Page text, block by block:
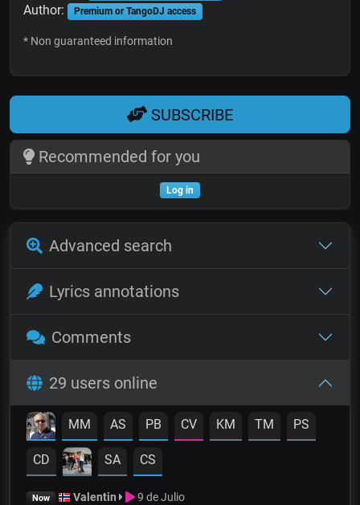
Author: Premium or TangoDJ access
* Non guaranteed information
SUBSCRIBE
Recommended for you
Log in
Advanced search
Lyrics annotations
Comments
29 users online
MM AS PB CV KM TM PS
CD SA CS
Now Valentin 9 de Julio